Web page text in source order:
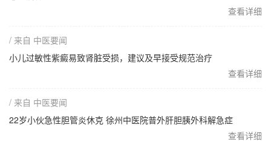
查看详细
/ 来自 中医要闻
小儿过敏性紫癜易致肾脏受损，建议及早接受规范治疗
查看详细
/ 来自 中医要闻
22岁小伙急性胆管炎休克 徐州中医院普外肝胆胰外科解急症
查看详细